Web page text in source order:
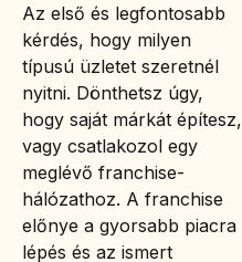
Az első és legfontosabb
kérdés, hogy milyen
típusú üzletet szeretnél
nyitni. Dönthetsz úgy,
hogy saját márkát építesz,
vagy csatlakozol egy
meglévő franchise-
hálózathoz. A franchise
előnye a gyorsabb piacra
lépés és az ismert